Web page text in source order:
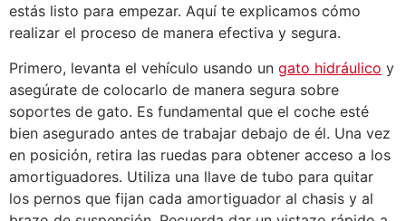
estás listo para empezar. Aquí te explicamos cómo
realizar el proceso de manera efectiva y segura.
Primero, levanta el vehículo usando un gato hidráulico y
asegúrate de colocarlo de manera segura sobre
soportes de gato. Es fundamental que el coche esté
bien asegurado antes de trabajar debajo de él. Una vez
en posición, retira las ruedas para obtener acceso a los
amortiguadores. Utiliza una llave de tubo para quitar
los pernos que fijan cada amortiguador al chasis y al